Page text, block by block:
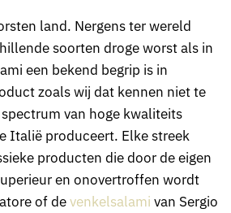
land. Nergens ter wereld
soorten droge worst als in
een bekend begrip is in
zoals wij dat kennen niet te
van hoge kwaliteits
Italië produceert. Elke streek
producten die door de eigen
en onovertroffen wordt
of devenkelsalami van Sergio